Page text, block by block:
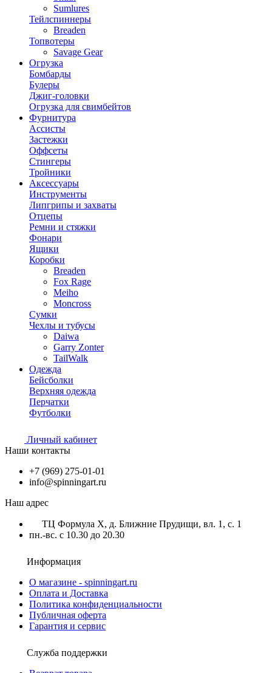
Sumlures
Тейлспиннеры
Breaden
Топвотеры
Savage Gear
Огрузка
Бомбарды
Булеры
Джиг-головки
Огрузка для свимбейтов
Фурнитура
Ассисты
Застежки
Оффсеты
Стингеры
Тройники
Аксессуары
Инструменты
Липгрипы и захваты
Отцепы
Ремни и стяжки
Фонари
Ящики
Коробки
Breaden
Fox Rage
Meiho
Moncross
Сумки
Чехлы и тубусы
Daiwa
Garry Zonter
TailWalk
Одежда
Бейсболки
Верхняя одежда
Перчатки
Футболки
Личный кабинет
Наши контакты
+7 (969) 275-01-01
info@spinningart.ru
Наш адрес
ТЦ Формула X, д. Ближние Прудищи, вл. 1, с. 1
пн.-вс. с 10.30 до 20.30
Информация
О магазине - spinningart.ru
Оплата и Доставка
Политика конфиденциальности
Публичная оферта
Гарантия и сервис
Служба поддержки